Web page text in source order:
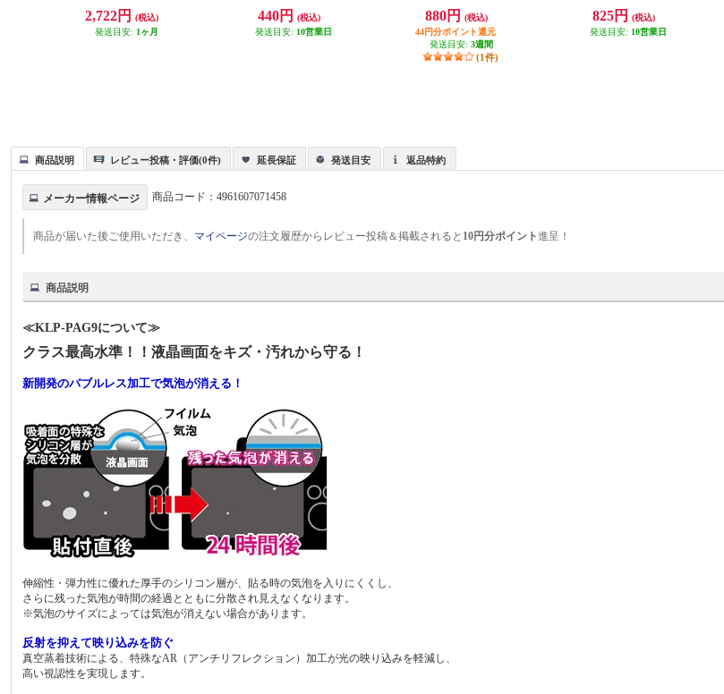
2,722円
(税込)
発送目安: 1ヶ月
440円
(税込)
発送目安: 10営業日
880円
(税込)
44円分ポイント還元
発送目安: 3週間
(1件)
825円
(税込)
発送目安: 10営業日
商品説明 レビュー投稿・評価(0件) 延長保証 発送目安 返品特約
メーカー情報ページ 商品コード：4961607071458
商品が届いた後ご使用いただき、 マイページの注文履歴からレビュー投稿＆掲載されると 10円分ポイント進呈！
商品説明
≪KLP-PAG9について≫
クラス最高水準！！液晶画面をキズ・汚れから守る！
新開発のバブルレス加工で気泡が消える！
伸縮性・弾力性に優れた厚手のシリコン層が、貼る時の気泡を入りにくくし、
さらに残った気泡が時間の経過とともに分散され見えなくなります。
※気泡のサイズによっては気泡が消えない場合があります。
反射を抑えて映り込みを防ぐ
真空蒸着技術による、特殊なAR（アンチリフレクション）加工が光の映り込みを軽減し、
高い視認性を実現します。